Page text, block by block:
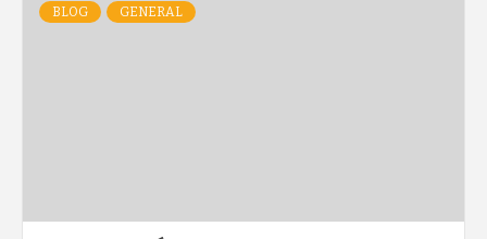
BLOG GENERAL